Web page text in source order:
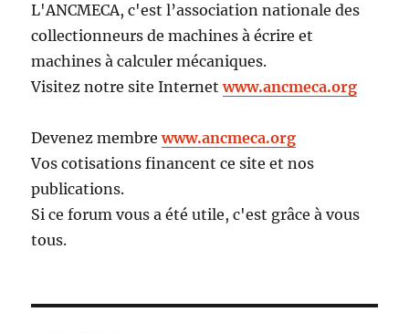
L'ANCMECA, c'est l’association nationale des
collectionneurs de machines à écrire et
machines à calculer mécaniques.
Visitez notre site Internetwww.ancmeca.org
Devenez membrewww.ancmeca.org
Vos cotisations financent ce site et nos
publications.
Si ce forum vous a été utile, c'est grâce à vous
tous.